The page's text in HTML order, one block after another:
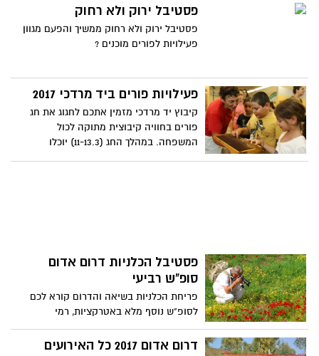
בתצפיות נוף ואתרי מורשת, משתלות ומשקים,
הירוק והפורח בכל האזור.
פסטיבל ירוק ולא רחוק
פסטיבל ירוק ולא רחוק ממשיך והפעם מגוון
פעילויות לפורים מוכנים ?
פעילויות פורים ביד מרדכי 2017
קיבוץ יד מרדכי מזמין אתכם לחגוג את חג
פורים בחוויה קיבוצית מתוקה לכול
המשפחה. במהלך החג (11-13.3) יוכלו
פסטיבל הכלניות דרום אדום
סופ"ש רביעי
פריחת הכלניות בשיאה והדרום קורא לכם
לסופ"ש נוסף מלא באטרקציות, רמי
קליינשטיין וקרן פלס בהופעה מחשמלת, יריד
יוצרים ענק בצאלים ,מירוץ כלניות, סדנת שף
דרום אדום 2017 כל האירועים